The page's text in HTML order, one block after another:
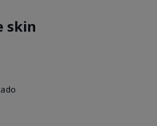
skin